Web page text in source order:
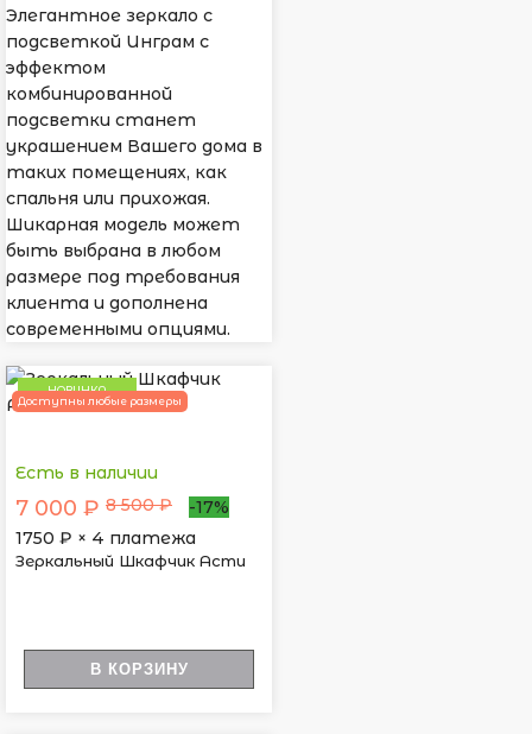
Элегантное зеркало с
подсветкой Инграм с
эффектом
комбинированной
подсветки станет
украшением Вашего дома в
таких помещениях, как
спальня или прихожая.
Шикарная модель может
быть выбрана в любом
размере под требования
клиента и дополнена
современными опциями.
НОВИНКА
Доступны любые размеры
Есть в наличии
7 000 ₽ 8 500 ₽
-17%
1750 ₽ × 4 платежа
Зеркальный Шкафчик Асти
В КОРЗИНУ